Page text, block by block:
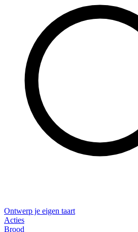
Ontwerp je eigen taart
Acties
Brood